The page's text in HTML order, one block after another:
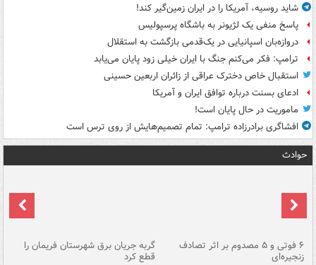
شاید روسیه، آمریکا را در ایران زمین‌گیر کند!
پاسخ منفی یک لژیونر به باشگاه پرسپولیس
دروازه‌بان اسپانیایی در یک‌قدمی بازگشت به استقلال
ترامپ: فکر می‌کنم جنگ با ایران خیلی زود پایان می‌یابد
استقبال خاص دخترک عراقی از زائران اربعین حسینی
ادعای بسنت درباره توافق ایران و آمریکا
ماموریت در حال پایان است!
افشاگری برادرزاده ترامپ: تمام تصمیم‌هایش از روی ترس است
حوادث
۶ فوتی و ۵ مصدوم بر اثر تصادف
زنجیره‌ای
گربه جریان برق شهرستان فریمان را
قطع کرد